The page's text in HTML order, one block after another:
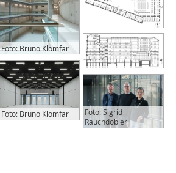
Foto: Bruno Klomfar
Foto: Bruno Klomfar
Foto: Sigrid
Rauchdobler